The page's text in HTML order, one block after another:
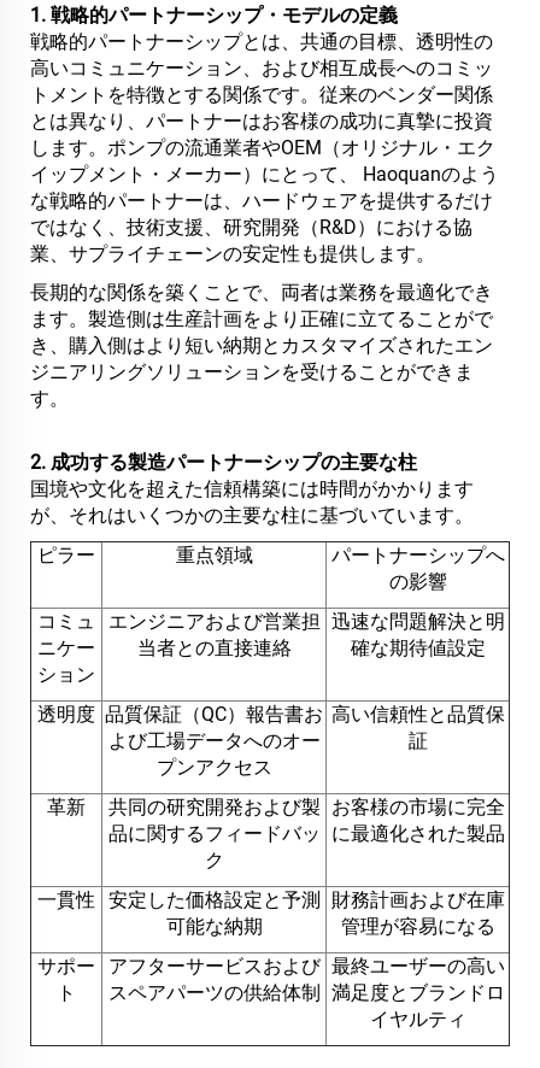
1. 戦略的パートナーシップ・モデルの定義
戦略的パートナーシップとは、共通の目標、透明性の
高いコミュニケーション、および相互成長へのコミッ
トメントを特徴とする関係です。従来のベンダー関係
とは異なり、パートナーはお客様の成功に真摯に投資
します。ポンプの流通業者やOEM（オリジナル・エク
イップメント・メーカー）にとって、 Haoquanのよう
な戦略的パートナーは、ハードウェアを提供するだけ
ではなく、技術支援、研究開発（R&D）における協
業、サプライチェーンの安定性も提供します。
長期的な関係を築くことで、両者は業務を最適化でき
ます。製造側は生産計画をより正確に立てることがで
き、購入側はより短い納期とカスタマイズされたエン
ジニアリングソリューションを受けることができま
す。
2. 成功する製造パートナーシップの主要な柱
国境や文化を超えた信頼構築には時間がかかります
が、それはいくつかの主要な柱に基づいています。
ピラー
重点領域
パートナーシップへ
の影響
コミュ
ニケー
ション
エンジニアおよび営業担
当者との直接連絡
迅速な問題解決と明
確な期待値設定
透明度 品質保証（QC）報告書お
よび工場データへのオー
プンアクセス
高い信頼性と品質保
証
革新
共同の研究開発および製
品に関するフィードバッ
ク
お客様の市場に完全
に最適化された製品
一貫性
安定した価格設定と予測
可能な納期
財務計画および在庫
管理が容易になる
サポー
ト
アフターサービスおよび
スペアパーツの供給体制
最終ユーザーの高い
満足度とブランドロ
イヤルティ